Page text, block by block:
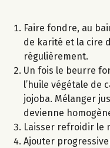
Faire fondre, au
de karité et la cire
régulièrement.
Un fois le beurre
l’huile végétale de
jojoba. Mélanger
devienne
Laisser refroidir le
Ajouter